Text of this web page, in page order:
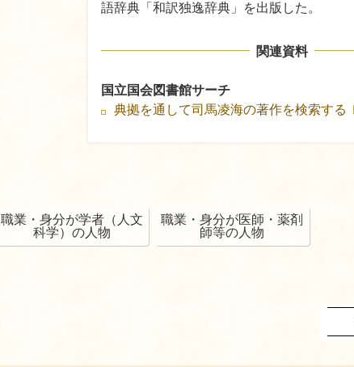
語辞典「和訳独逸辞典」を出版した。
関連資料
国立国会図書館サーチ
典拠を通して司馬凌海の著作を検索する
職業・身分が学者（人文
科学）の人物
職業・身分が医師・薬剤
師等の人物